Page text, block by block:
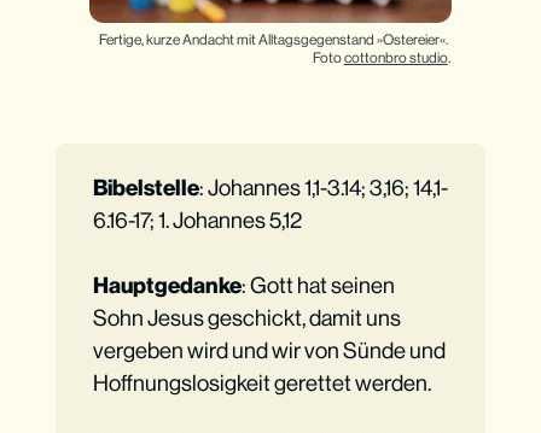
Fertige, kurze Andacht mit Alltagsgegenstand »Ostereier«.
Foto cottonbro studio.
Bibelstelle: Johannes 1,1-3.14; 3,16; 14,1-
6.16-17; 1. Johannes 5,12
Hauptgedanke: Gott hat seinen
Sohn Jesus geschickt, damit uns
vergeben wird und wir von Sünde und
Hoffnungslosigkeit gerettet werden.